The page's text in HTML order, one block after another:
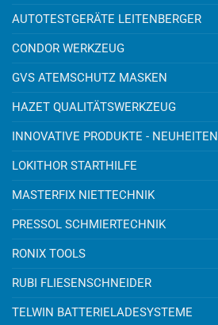
AUTOTESTGERÄTE LEITENBERGER
CONDOR WERKZEUG
GVS ATEMSCHUTZ MASKEN
HAZET QUALITÄTSWERKZEUG
INNOVATIVE PRODUKTE - NEUHEITEN
LOKITHOR STARTHILFE
MASTERFIX NIETTECHNIK
PRESSOL SCHMIERTECHNIK
RONIX TOOLS
RUBI FLIESENSCHNEIDER
TELWIN BATTERIELADESYSTEME